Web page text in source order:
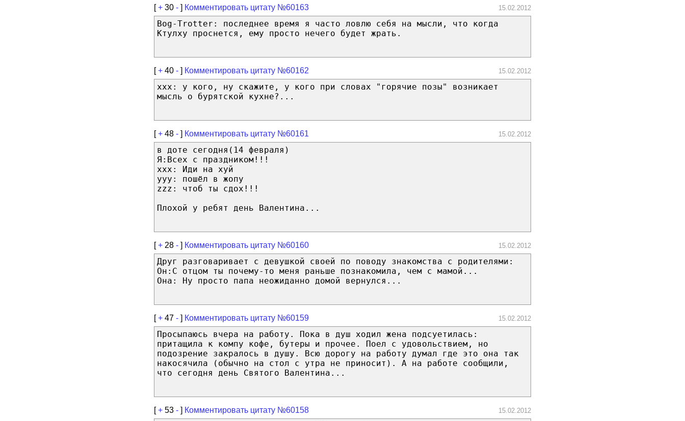
[+ 30 - ] Комментировать цитату №60163 15.02.2012
Bog-Trotter: последнее время я часто ловлю себя на мысли, что когда
Ктулху проснется, ему просто нечего будет жрать.
[+ 40 - ] Комментировать цитату №60162 15.02.2012
xxx: у кого, ну скажите, у кого при словах "горячие позы" возникает
мысль о бурятской кухне?...
[+ 48 - ] Комментировать цитату №60161 15.02.2012
в доте сегодня(14 февраля)
Я:Всех с праздником!!!
xxx: Иди на хуй
yyy: пошёл в жопу
zzz: чтоб ты сдох!!!
Плохой у ребят день Валентина...
[+ 28 - ] Комментировать цитату №60160 15.02.2012
Друг разговаривает с девушкой своей по поводу знакомства с родителями:
Он:С отцом ты почему-то меня раньше познакомила, чем с мамой...
Она: Ну просто папа неожиданно домой вернулся...
[+ 47 - ] Комментировать цитату №60159 15.02.2012
Просыпаюсь вчера на работу. Пока в душ ходил жена подсуетилась:
притащила к компу кофе, бутеры и прочее. Поел с удовольствием, но
подозрение закралось в душу. Всю дорогу на работу думал где это она так
накосячила (обычно на стол с утра не приносит). А на работе сообщили,
что сегодня день Святого Валентина...
[+ 53 - ] Комментировать цитату №60158 15.02.2012